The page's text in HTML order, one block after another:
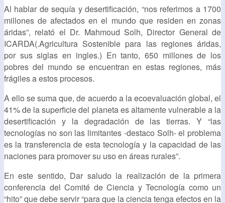
Al hablar de sequía y desertificación, “nos referimos a 1700
millones de afectados en el mundo que residen en zonas
áridas”, relató el Dr. Mahmoud Solh, Director General de
ICARDA(.Agricultura Sostenible para las regiones áridas,
por sus siglas en ingles.) En tanto, 650 millones de los
pobres del mundo se encuentran en estas regiones, más
frágiles a estos procesos.
A ello se suma que, de acuerdo a la ecoevaluación global, el
41% de la superficie del planeta es altamente vulnerable a la
desertificación y la degradación de las tierras. Y “las
tecnologías no son las limitantes -destaco Solh- el problema
es la transferencia de esta tecnología y la capacidad de las
naciones para promover su uso en áreas rurales”.
En este sentido, Dar saludo la realización de la primera
conferencia del Comité de Ciencia y Tecnología como un
“hito” que debe servir “para que la ciencia tenga efectos en la